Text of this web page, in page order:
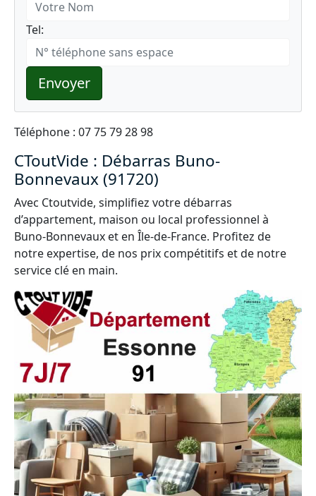
Tel:
Envoyer
Téléphone : 07 75 79 28 98
CToutVide : Débarras Buno-
Bonnevaux (91720)
Avec Ctoutvide, simplifiez votre débarras
d’appartement, maison ou local professionnel à
Buno-Bonnevaux et en Île-de-France. Profitez de
notre expertise, de nos prix compétitifs et de notre
service clé en main.